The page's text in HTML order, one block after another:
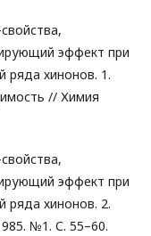
эффект при
ряда хинонов. 1.
// Химия
эффект при
ряда хинонов. 2.
№1. С. 55–60.